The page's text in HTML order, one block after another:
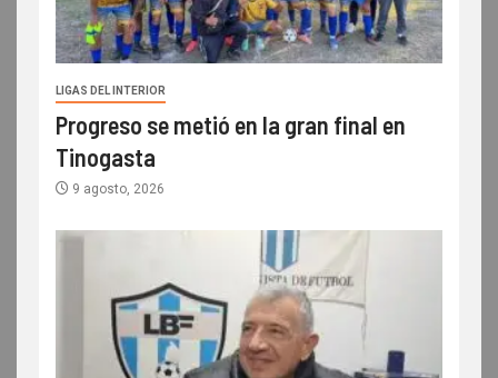
LIGAS DEL INTERIOR
Progreso se metió en la gran final en
Tinogasta
9 agosto, 2026